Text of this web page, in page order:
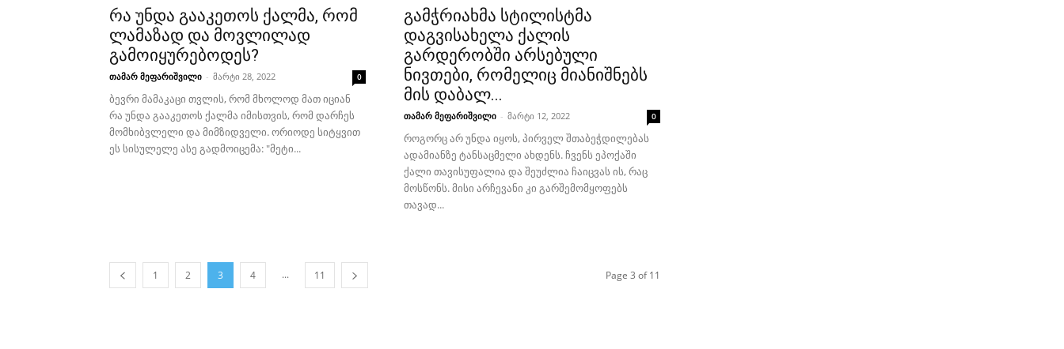
რა უნდა გააკეთოს ქალმა, რომ
ლამაზად და მოვლილად
გამოიყურებოდეს?
თამარ მეფარიშვილი - მარტი 28, 2022 0
ბევრი მამაკაცი თვლის, რომ მხოლოდ მათ იციან
რა უნდა გააკეთოს ქალმა იმისთვის, რომ დარჩეს
მომხიბვლელი და მიმზიდველი. ორიოდე სიტყვით
ეს სისულელე ასე გადმოიცემა: "მეტი...
გამჭრიახმა სტილისტმა
დაგვისახელა ქალის
გარდერობში არსებული
ნივთები, რომელიც მიანიშნებს
მის დაბალ...
თამარ მეფარიშვილი - მარტი 12, 2022 0
როგორც არ უნდა იყოს, პირველ შთაბეჭდილებას
ადამიანზე ტანსაცმელი ახდენს. ჩვენს ეპოქაში
ქალი თავისუფალია და შეუძლია ჩაიცვას ის, რაც
მოსწონს. მისი არჩევანი კი გარშემომყოფებს
თავად...
1 2 3 4 ... 11 Page 3 of 11